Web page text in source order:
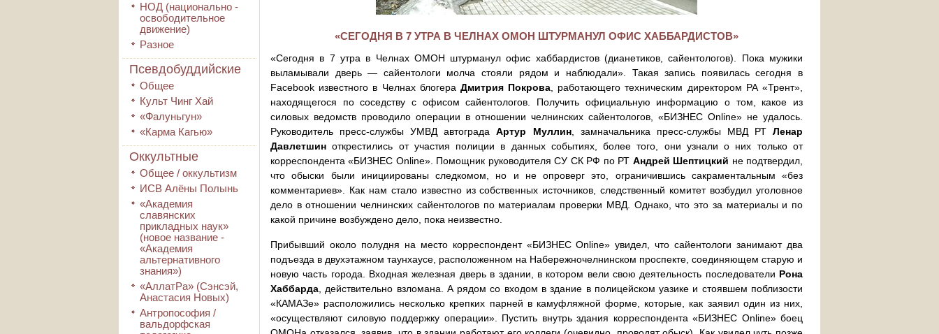
НОД (национально -
освободительное
движение)
Разное
Псевдобуддийские
Общее
Культ Чинг Хай
«Фалуньгун»
«Карма Кагью»
Оккультные
Общее / оккультизм
ИСВ Алёны Полынь
«Академия
славянских
прикладных наук»
(новое название -
«Академия
альтернативного
знания»)
«АллатРа» (Сэнсэй,
Анастасия Новых)
Антропософия /
вальдорфская
«СЕГОДНЯ В 7 УТРА В ЧЕЛНАХ ОМОН ШТУРМАНУЛ ОФИС ХАББАРДИСТОВ»
«Сегодня в 7 утра в Челнах ОМОН штурманул офис хаббардистов (дианетиков, сайентологов). Пока мужики
выламывали дверь — сайентологи молча стояли рядом и наблюдали». Такая запись появилась сегодня в
Facebook известного в Челнах блогера Дмитрия Покрова , работающего техническим директором РА «Трент»,
находящегося по соседству с офисом сайентологов. Получить официальную информацию о том, какое из
силовых ведомств проводило операции в отношении челнинских сайентологов, «БИЗНЕС Online» не удалось.
Руководитель пресс-службы УМВД автоградаАртур Муллин, замначальника пресс-службы МВД РТЛенар
Давлетшин открестились от участия полиции в данных событиях, более того, они узнали о них только от
корреспондента «БИЗНЕС Online». Помощник руководителя СУ СК РФ по РТ Андрей Шептицкий не подтвердил,
что обыски были инициированы следкомом, но и не опроверг это, ограничившись сакраментальным «без
комментариев». Как нам стало известно из собственных источников, следственный комитет возбудил уголовное
дело в отношении челнинских сайентологов по материалам проверки МВД. Однако, что это за материалы и по
какой причине возбуждено дело, пока неизвестно.
Прибывший около полудня на место корреспондент «БИЗНЕС Online» увидел, что сайентологи занимают два
подъезда в двухэтажном таунхаусе, расположенном на Набережночелнинском проспекте, соединяющем старую и
новую часть города. Входная железная дверь в здании, в котором вели свою деятельность последователи Рона
Хаббарда , действительно взломана. А рядом со входом в здание в полицейском уазике и стоявшем поблизости
«КАМАЗе» расположились несколько крепких парней в камуфляжной форме, которые, как заявил один из них,
«осуществляют силовую поддержку операции». Пустить внутрь здания корреспондента «БИЗНЕС Online» боец